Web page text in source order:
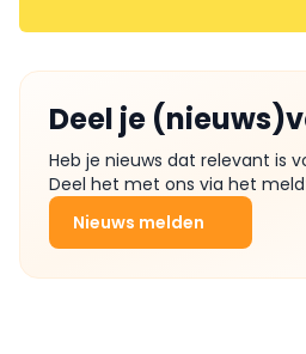
Deel je
Heb je nieuws dat relevant is
Deel het met ons via het
Nieuws melden